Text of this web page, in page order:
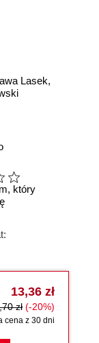
Lasek,
który
13,36 zł
zł (-20%)
cena z 30 dni